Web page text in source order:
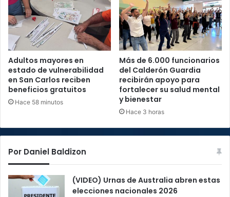
Adultos mayores en
estado de vulnerabilidad
en San Carlos reciben
beneficios gratuitos
Hace 58 minutos
Más de 6.000 funcionarios
del Calderón Guardia
recibirán apoyo para
fortalecer su salud mental
y bienestar
Hace 3 horas
Por Daniel Baldizon
(VIDEO) Urnas de Australia abren estas
elecciones nacionales 2026